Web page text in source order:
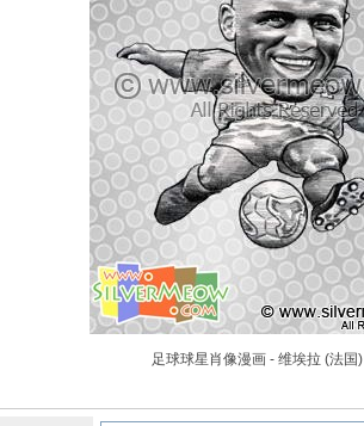
足球球星肖像漫画 - 维埃拉 (法国)